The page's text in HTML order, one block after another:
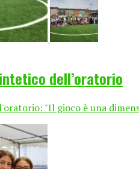
dell’oratorio
"Il gioco è una